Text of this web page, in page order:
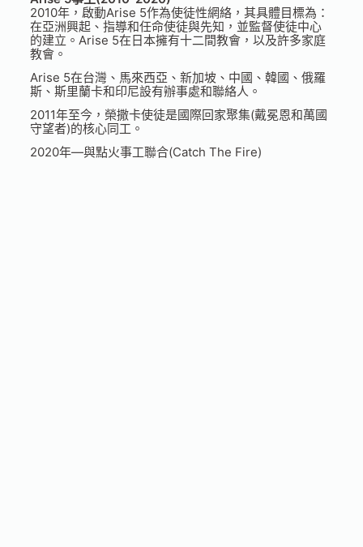
2010年，啟動Arise 5作為使徒性網絡，其具體目標為：
在亞洲興起、指導和任命使徒與先知，並監督使徒中心
的建立。Arise 5在日本擁有十二間教會，以及許多家庭
教會。
Arise 5在台灣、馬來西亞、新加坡、中國、韓國、俄羅
斯、斯里蘭卡和印尼設有辦事處和聯絡人。
2011年至今，榮撒卡使徒是國際回家聚集(戴冕恩和萬國
守望者)的核心同工。
2020年—與點火事工聯合(Catch The Fire)